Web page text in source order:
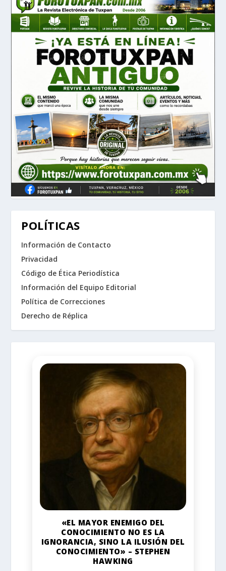
POLÍTICAS
Información de Contacto
Privacidad
Código de Ética Periodística
Información del Equipo Editorial
Política de Correcciones
Derecho de Réplica
«EL MAYOR ENEMIGO DEL
CONOCIMIENTO NO ES LA
IGNORANCIA, SINO LA ILUSIÓN DEL
CONOCIMIENTO» – STEPHEN
HAWKING